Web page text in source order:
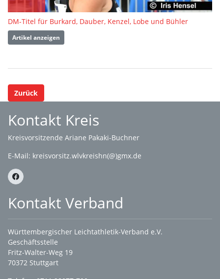
DM-Titel für Burkard, Dauber, Kenzel, Lobe und Bühler
Artikel anzeigen
Zurück
Kontakt Kreis
Kreisvorsitzende Ariane Pakaki-Buchner
E-Mail: kreisvorsitz.wlvkreishn(@)gmx.de
Kontakt Verband
Württembergischer Leichtathletik-Verband e.V.
Geschäftsstelle
Fritz-Walter-Weg 19
70372 Stuttgart